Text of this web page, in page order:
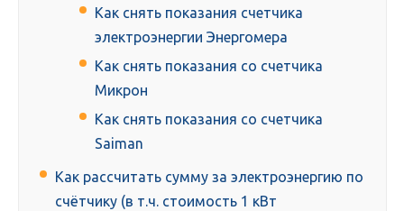
Как снять показания счетчика
электроэнергии Энергомера
Как снять показания со счетчика
Микрон
Как снять показания со счетчика
Saiman
Как рассчитать сумму за электроэнергию по
счётчику (в т.ч. стоимость 1 кВт